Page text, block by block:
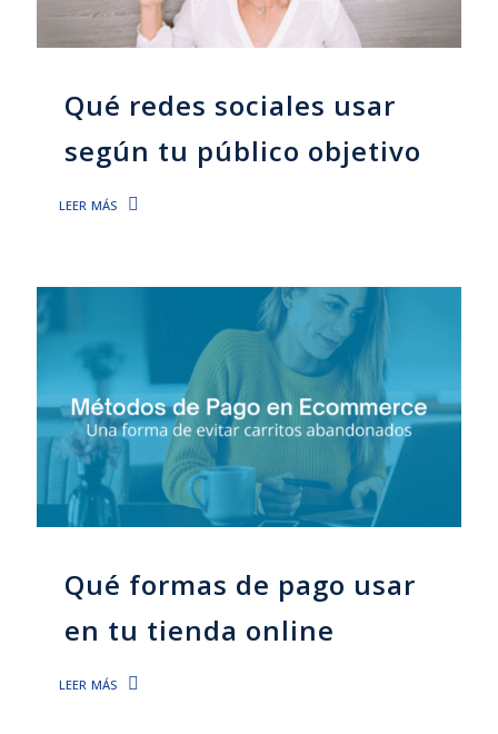
Qué redes sociales usar
según tu público objetivo
leer más
Qué formas de pago usar
en tu tienda online
leer más